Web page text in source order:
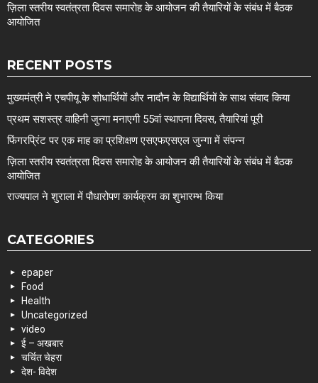
ज़िला स्तरीय स्वतंत्रता दिवस समारोह के आयोजन की तैयारियों के संबंध में बैठक
आयोजित
RECENT POSTS
मुख्यमंत्री ने एचपीयू के शोधार्थियों और नादौन के विद्यार्थियों के साथ संवाद किया
प्रथम सशस्त्र वाहिनी जुन्गा मनाएगी 55वां स्थापना दिवस, तैयारियां पूरी
फिंगरप्रिंट पर एक माह का प्रशिक्षण एसएफएसएल जुन्गा में संपन्न
ज़िला स्तरीय स्वतंत्रता दिवस समारोह के आयोजन की तैयारियों के संबंध में बैठक
आयोजित
राज्यपाल ने शुराला में पौधारोपण कार्यक्रम का शुभारम्भ किया
CATEGORIES
epaper
Food
Health
Uncategorized
video
ई – अखबार
चर्चित चेहरा
देश- विदेश